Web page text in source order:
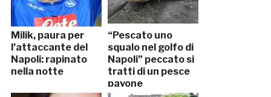
Milik, paura per
l’attaccante del
Napoli: rapinato
nella notte
“Pescato uno
squalo nel golfo di
Napoli” peccato si
tratti di un pesce
pavone